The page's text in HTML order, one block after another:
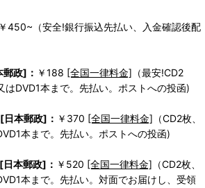
￥450~（安全!銀行振込先払い、入金確認後配
政]： ￥188 [全国一律料金] （最安!CD2
はDVD1本まで。先払い。ポストへの投函)
本郵政]： ￥370 [全国一律料金] （CD2枚、
本まで。先払い。ポストへの投函)
本郵政]： ￥520 [全国一律料金] （CD2枚、
本まで。先払い。対面でお届けし、受領